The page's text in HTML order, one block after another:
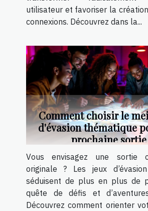
utilisateur et favoriser la
connexions. Découvrez dans la...
Comment choisir le
d'évasion thématique
prochaine sortie
Vous envisagez une sortie
originale ? Les jeux
séduisent de plus en plus de
quête de défis et
Découvrez comment orienter